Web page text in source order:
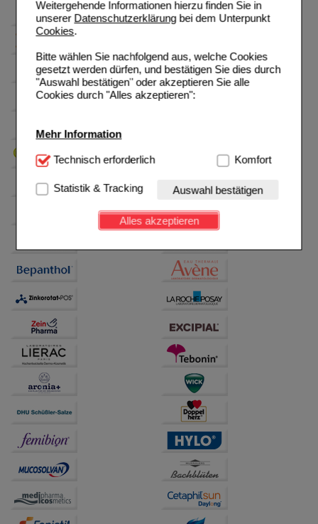
Weitergehende Informationen hierzu finden Sie in
unserer Datenschutzerklärungbei dem Unterpunkt
Cookies.
Bitte wählen Sie nachfolgend aus, welche Cookies
gesetzt werden dürfen, und bestätigen Sie dies durch
"Auswahl bestätigen" oder akzeptieren Sie alle
Cookies durch "Alles akzeptieren":
Mehr Information
Technisch Notwendig:Hierbei handelt es sich um
Website notwendig sind (z.B. Navigation, Warenkorb,
Kundenkonto), weshalb auf diese nicht verzichtet
werden kann.
Einkaufserlebnis noch ansprechender zu gestalten,
beispielsweise für die Wiedererkennung des
Besuchers oder unsere Seite an bevorzugte
anzupassen. Komfort-Cookies ermöglichen es uns
anzuzeigen und unser Partnerprogramm zu
Statistik & Tracking:
Hierüber lassen sich
Informationen über die Art und Weise der Nutzung
unserer Website sammeln, mit deren Hilfe wir unsere
Website weiter für Sie optimieren können, den Inhalt
auf unserer Website aber auch die Werbung auf
Bitte beachten Sie, dass Daten hierfür teilweise an
übertragen werden.
Technisch erforderlich Komfort
Statistik & Tracking Auswahl bestätigen
Alles akzeptieren